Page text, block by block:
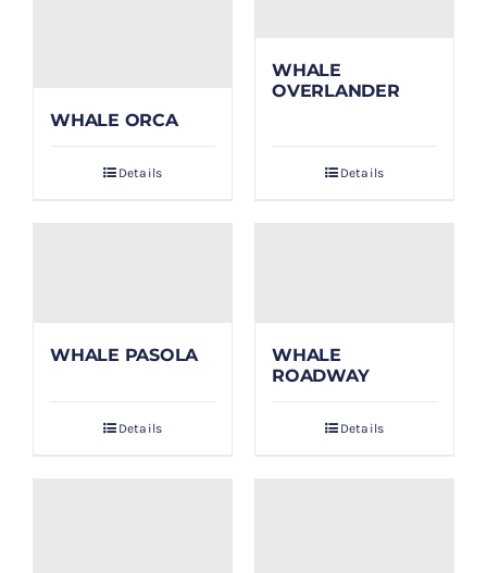
WHALE ORCA
Details
WHALE
OVERLANDER
Details
WHALE PASOLA
Details
WHALE
ROADWAY
Details